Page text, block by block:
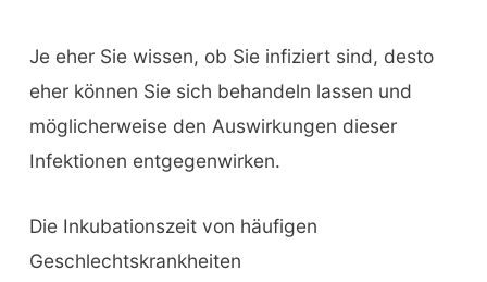
Je eher Sie wissen, ob Sie infiziert sind, desto
eher können Sie sich behandeln lassen und
möglicherweise den Auswirkungen dieser
Infektionen entgegenwirken.
Die Inkubationszeit von häufigen
Geschlechtskrankheiten